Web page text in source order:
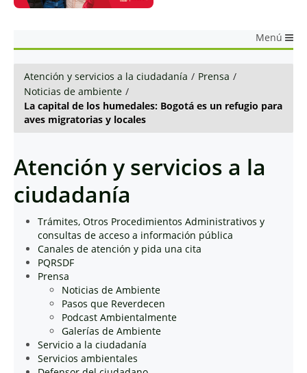
Menú
Atención y servicios a la ciudadanía / Prensa /
Noticias de ambiente /
La capital de los humedales: Bogotá es un refugio para
aves migratorias y locales
Atención y servicios a la
ciudadanía
Trámites, Otros Procedimientos Administrativos y
consultas de acceso a información pública
Canales de atención y pida una cita
PQRSDF
Prensa
Noticias de Ambiente
Pasos que Reverdecen
Podcast Ambientalmente
Galerías de Ambiente
Servicio a la ciudadanía
Servicios ambientales